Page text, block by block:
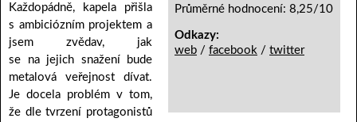
Průměrné hodnocení: 8,25/10
Odkazy:
web / facebook / twitter
Každopádně, kapela přišla
s ambiciózním projektem a
jsem zvědav, jak
se na jejich snažení bude
metalová veřejnost dívat.
Je docela problém v tom,
že dle tvrzení protagonistů